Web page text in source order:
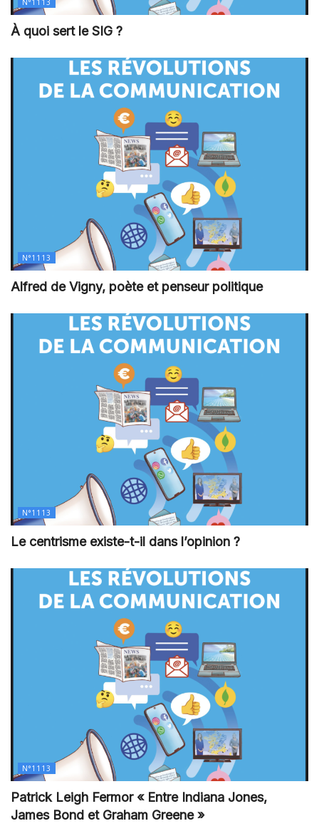
À quoi sert le SIG ?
N°1113
Alfred de Vigny, poète et penseur politique
N°1113
Le centrisme existe-t-il dans l’opinion ?
N°1113
Patrick Leigh Fermor « Entre Indiana Jones,
James Bond et Graham Greene »